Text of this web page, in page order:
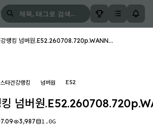
강랭킹 넘버원.E52.260708.720p.WANN...
스타건강랭킹 넘버원 E52
킹 넘버원
3,987 1.0G